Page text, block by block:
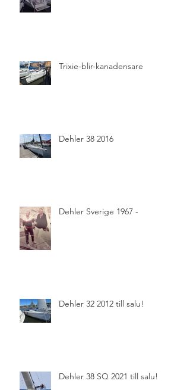
Trixie-blir-kanadensare
Dehler 38 2016
Dehler Sverige 1967 -
Dehler 32 2012 till salu!
Dehler 38 SQ 2021 till salu!